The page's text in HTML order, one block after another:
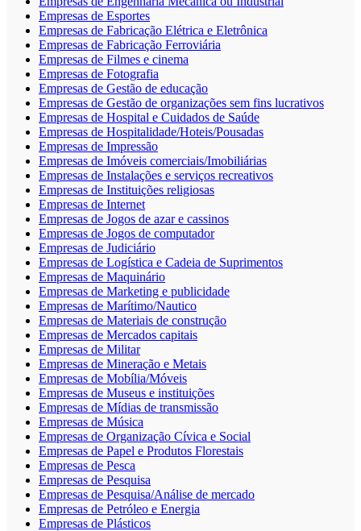
Empresas de Esportes
Empresas de Fabricação Elétrica e Eletrônica
Empresas de Fabricação Ferroviária
Empresas de Filmes e cinema
Empresas de Fotografia
Empresas de Gestão de educação
Empresas de Gestão de organizações sem fins lucrativos
Empresas de Hospital e Cuidados de Saúde
Empresas de Hospitalidade/Hoteis/Pousadas
Empresas de Impressão
Empresas de Imóveis comerciais/Imobiliárias
Empresas de Instalações e serviços recreativos
Empresas de Instituições religiosas
Empresas de Internet
Empresas de Jogos de azar e cassinos
Empresas de Jogos de computador
Empresas de Judiciário
Empresas de Logística e Cadeia de Suprimentos
Empresas de Maquinário
Empresas de Marketing e publicidade
Empresas de Marítimo/Nautico
Empresas de Materiais de construção
Empresas de Mercados capitais
Empresas de Militar
Empresas de Mineração e Metais
Empresas de Mobília/Móveis
Empresas de Museus e instituições
Empresas de Mídias de transmissão
Empresas de Música
Empresas de Organização Cívica e Social
Empresas de Papel e Produtos Florestais
Empresas de Pesca
Empresas de Pesquisa
Empresas de Pesquisa/Análise de mercado
Empresas de Petróleo e Energia
Empresas de Plásticos